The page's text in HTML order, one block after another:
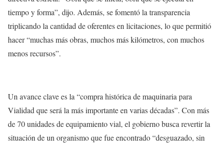
tiempo y forma”, dijo. Además, se fomentó la transparencia
triplicando la cantidad de oferentes en licitaciones, lo que permitió
hacer “muchas más obras, muchos más kilómetros, con muchos
menos recursos”.
Un avance clave es la “compra histórica de maquinaria para
Vialidad que será la más importante en varias décadas”. Con más
de 70 unidades de equipamiento vial, el gobierno busca revertir la
situación de un organismo que fue encontrado “desguazado, sin